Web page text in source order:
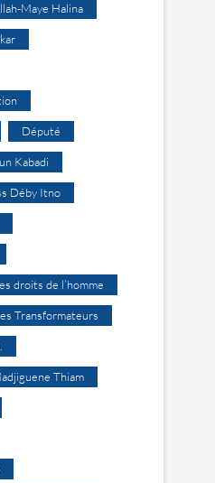
Maye Halina
Député
Kabadi
Déby Itno
droits de l’homme
Transformateurs
Thiam